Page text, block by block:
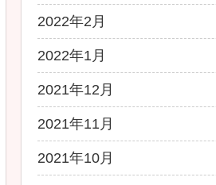
2022年2月
2022年1月
2021年12月
2021年11月
2021年10月